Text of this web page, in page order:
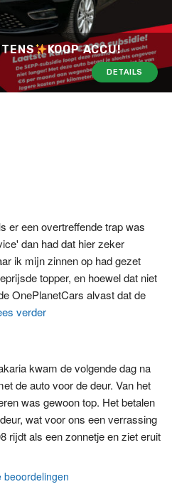
KOOP ACCU!
DETAILS
er een overtreffende trap was
dan had dat hier zeker
ik mijn zinnen op had gezet
topper, en hoewel dat niet
OnePlanetCars alvast dat de
verder
kwam de volgende dag na
de auto voor de deur. Van het
was gewoon top. Het betalen
wat voor ons een verrassing
rijdt als een zonnetje en ziet eruit
beoordelingen